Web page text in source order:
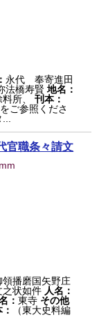
永代 奉寄進田
法橋寿賢 地名：
所、
刊本：
ご参照くださ
官職条々請文
播磨国矢野庄
状如件 人名：
：東寺 その他
（東大史料編